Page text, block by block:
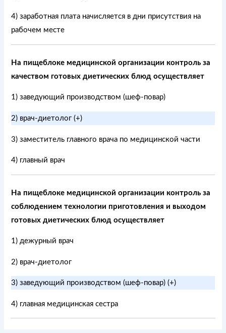
4) заработная плата начисляется в дни присутствия на
рабочем месте
На пищеблоке медицинской организации контроль за
качеством готовых диетических блюд осуществляет
1) заведующий производством (шеф-повар)
2) врач-диетолог (+)
3) заместитель главного врача по медицинской части
4) главный врач
На пищеблоке медицинской организации контроль за
соблюдением технологии приготовления и выходом
готовых диетических блюд осуществляет
1) дежурный врач
2) врач-диетолог
3) заведующий производством (шеф-повар) (+)
4) главная медицинская сестра